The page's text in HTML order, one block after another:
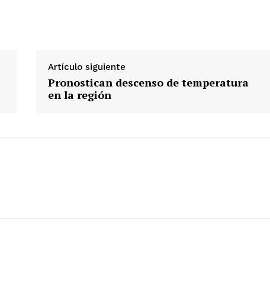
Artículo siguiente
Pronostican descenso de temperatura
en la región